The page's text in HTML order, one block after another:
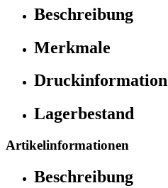
Beschreibung
Merkmale
Druckinformation
Lagerbestand
Artikelinformationen
Beschreibung